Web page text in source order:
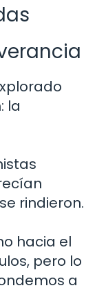
la
rindieron.
hacia el
pero lo
a